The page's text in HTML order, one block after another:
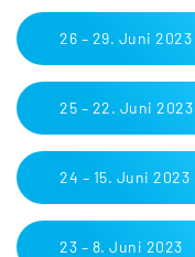
26 – 29. Juni 2023
25 – 22. Juni 2023
24 – 15. Juni 2023
23 – 8. Juni 2023